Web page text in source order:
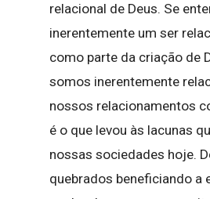
relacional de Deus. Se
inerentemente um ser
como parte da criação de
somos inerentemente
nossos relacionamentos
é o que levou às lacunas
nossas sociedades hoje.
quebrados beneficiando a